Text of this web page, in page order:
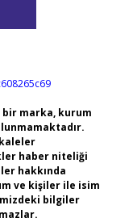
marka, kurum
haber niteliği
hakkında
ve kişiler ile isim
bilgiler